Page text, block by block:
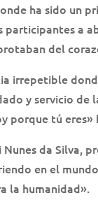
ha sido un
participantes a
del
irrepetible
y servicio de
porque tú
Nunes da Silva,
en el
la humanidad».